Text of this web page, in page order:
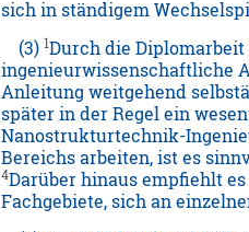
sich in ständigem
(3)1Durch die
ingenieurwissenschaftliche
Anleitung weitgehend
später in der Regel ein
Nanostrukturtechnik-
Bereichs arbeiten, ist es
4Darüber hinaus empfiehlt
Fachgebiete, sich an